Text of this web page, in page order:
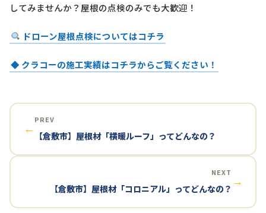
してみませんか？屋根の点検のみでも大歓迎！
ドローン屋根点検についてはコチラ
◆ クラコーの施工実績はコチラからご覧ください！
←
PREV
【倉敷市】屋根材「横暖ルーフ」ってどんなの？
NEXT
【倉敷市】屋根材「コロニアル」ってどんなの？
→